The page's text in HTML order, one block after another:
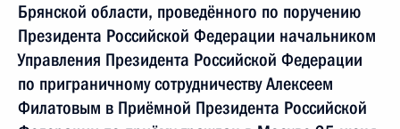
Брянской области, проведённого по поручению
Президента Российской Федерации начальником
Управления Президента Российской Федерации
по приграничному сотрудничеству Алексеем
Филатовым в Приёмной Президента Российской